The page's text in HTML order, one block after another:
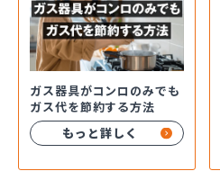
ガス器具がコンロのみでも
ガス代を節約する方法
もっと詳しく